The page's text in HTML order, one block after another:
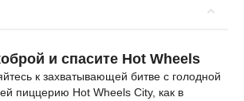
и спасите Hot Wheels
к захватывающей битве с голодной
пиццерию Hot Wheels City, как в